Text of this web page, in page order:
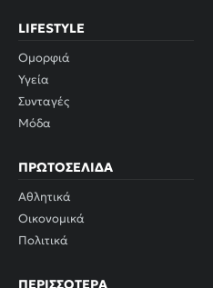
LIFESTYLE
Ομορφιά
Υγεία
Συνταγές
Μόδα
ΠΡΩΤΟΣΈΛΙΔΑ
Αθλητικά
Οικονομικά
Πολιτικά
ΠΕΡΙΣΣΌΤΕΡΑ